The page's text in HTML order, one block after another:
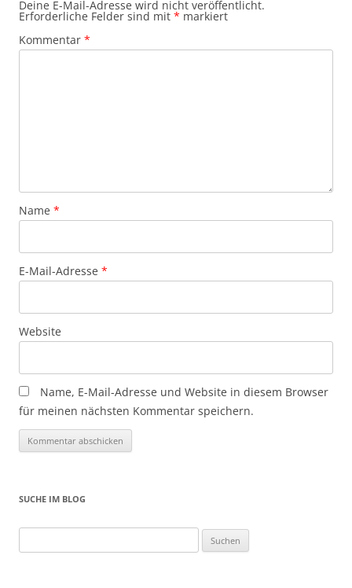
Deine E-Mail-Adresse wird nicht veröffentlicht.
Erforderliche Felder sind mit * markiert
Kommentar *
Name *
E-Mail-Adresse *
Website
Name, E-Mail-Adresse und Website in diesem Browser
für meinen nächsten Kommentar speichern.
SUCHE IM BLOG
nach: